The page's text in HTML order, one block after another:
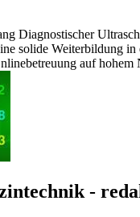
Diagnostischer
solide Weiterbildung
auf hohem
-